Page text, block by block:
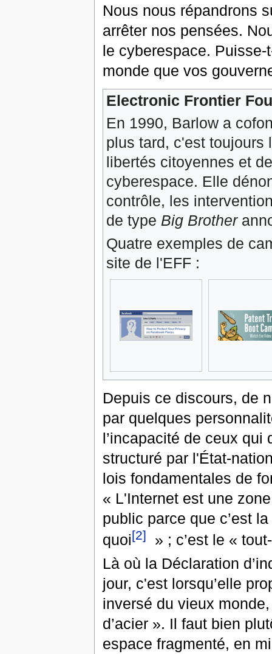
Nous nous répandrons
arrêter nos pensées.
le cyberespace.
monde que vos
Electronic Frontier
En 1990, Barlow a
plus tard, c'est toujours
libertés citoyennes et
cyberespace. Elle
contrôle, les
de type Big Brother
Quatre exemples de
site de l'EFF :
Depuis ce discours, de
par quelques
l’incapacité de ceux
structuré par l'État-
lois fondamentales de
« L'Internet est une
public parce que c’est
quoi[2]
» ; c’est le «
Là où la Déclaration
jour, c'est lorsqu’elle
inversé du vieux
d’acier ». Il faut bien
espace fragmenté, en